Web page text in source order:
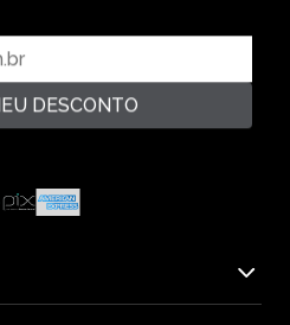
DESCONTO